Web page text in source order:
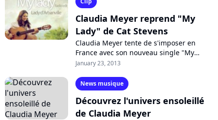
Claudia Meyer reprend "My
Lady" de Cat Stevens
Claudia Meyer tente de s'imposer en
France avec son nouveau single "My
lady", reprise de la chanson "Lady
envoyé...
January 23, 2013
News musique
Découvrez l'univers ensoleillé
de Claudia Meyer